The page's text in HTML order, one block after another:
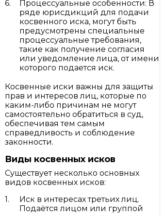
Процессуальные особенности: В
ряде юрисдикций для подачи
косвенного иска, могут быть
предусмотрены специальные
процессуальные требования,
такие как получение согласия
или уведомление лица, от имени
которого подается иск.
Косвенные иски важны для защиты
прав и интересов лиц, которые по
каким-либо причинам не могут
самостоятельно обратиться в суд,
обеспечивая тем самым
справедливость и соблюдение
законности.
Виды косвенных исков
Существует несколько основных
видов косвенных исков:
Иск в интересах третьих лиц.
Подаётся лицом или группой